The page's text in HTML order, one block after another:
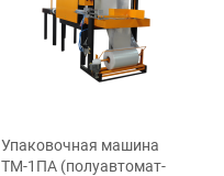
Упаковочная машина
ТМ-1ПА (полуавтомат-